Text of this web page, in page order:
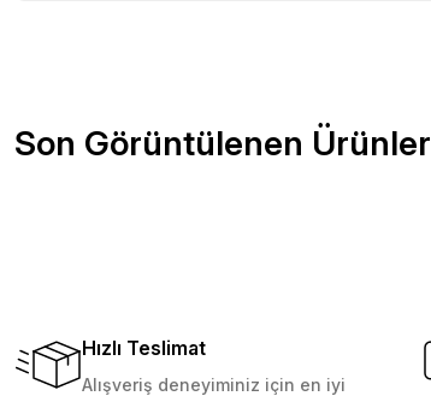
Ürün açıklamasında eksik bilgiler bulunuyor.
2 gün içinde teslim edildi. Teşekkürler Tedi.
D... N... | 08/08/2024
Son Görüntülenen Ürünler
Hızlı Teslimat
Alışveriş deneyiminiz için en iyi